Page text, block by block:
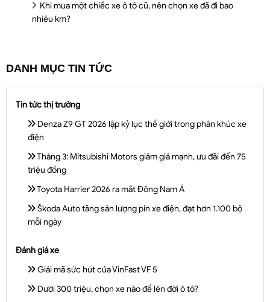
Khi mua một chiếc xe ô tô cũ, nên chọn xe đã đi bao
nhiêu km?
DANH MỤC TIN TỨC
Tin tức thị trường
Denza Z9 GT 2026 lập kỷ lục thế giới trong phân khúc xe
điện
Tháng 3: Mitsubishi Motors giảm giá mạnh, ưu đãi đến 75
triệu đồng
Toyota Harrier 2026 ra mắt Đông Nam Á
Škoda Auto tăng sản lượng pin xe điện, đạt hơn 1.100 bộ
mỗi ngày
Đánh giá xe
Giải mã sức hút của VinFast VF 5
Dưới 300 triệu, chọn xe nào để lên đời ô tô?